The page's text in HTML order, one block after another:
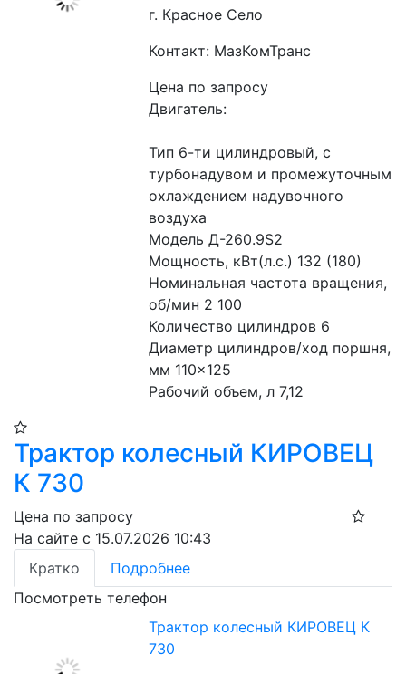
г. Красное Село
Контакт: МазКомТранс
Цена по запросу
Двигатель:
Тип 6-ти цилиндровый, с
турбонадувом и промежуточным
охлаждением надувочного
воздуха
Модель Д-260.9S2
Мощность, кВт(л.с.) 132 (180)
Номинальная частота вращения,
об/мин 2 100
Количество цилиндров 6
Диаметр цилиндров/ход поршня,
мм 110×125
Рабочий объем, л 7,12
Трактор колесный КИРОВЕЦ
К 730
Цена по запросу
На сайте с 15.07.2026 10:43
Кратко
Подробнее
Посмотреть телефон
Трактор колесный КИРОВЕЦ К
730